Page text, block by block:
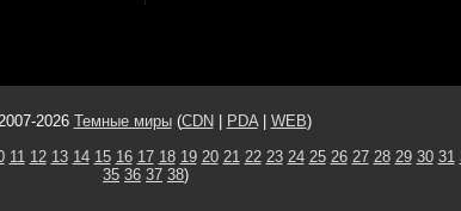
2026 Темные миры(CDN PDA| WEB)
11 12 13 14 15 16 17 18 19 20 21 22 23 24 25 26 27 28 29 30 31
35 36 37 38)